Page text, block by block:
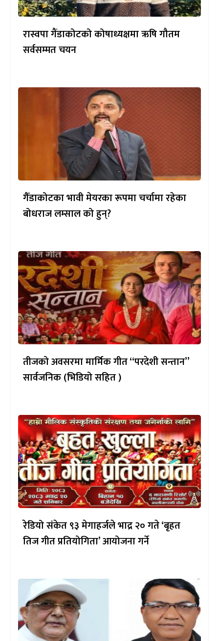
रास्वपा गैंडाकोटको कोषाध्यक्षमा ऋषि गौतम
सर्वसम्मत चयन
गैँडाकोटका भावी मेयरका रूपमा चर्चामा रहेका
बोधराज लम्साल को हुन्?
तीजको अवसरमा मार्मिक गीत “परदेशी सन्तान”
सार्वजनिक (भिडियो सहित )
रेडियो संकेत ९३ मेगाहर्जले भाद्र २० गते ‘बृहत
तिज गीत प्रतियोगिता’ आयोजना गर्ने